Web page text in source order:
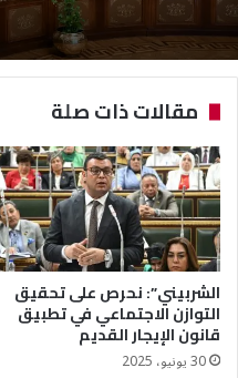
مقالات ذات صلة
الشربيني”: نحرص على تحقيق
التوازن الاجتماعي في تطبيق
قانون الإيجار القديم
30 يونيو، 2025